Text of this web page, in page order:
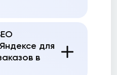
для
в